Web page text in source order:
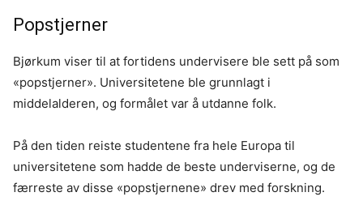
Popstjerner
Bjørkum viser til at fortidens undervisere ble sett på som
«popstjerner». Universitetene ble grunnlagt i
middelalderen, og formålet var å utdanne folk.
På den tiden reiste studentene fra hele Europa til
universitetene som hadde de beste underviserne, og de
færreste av disse «popstjernene» drev med forskning.